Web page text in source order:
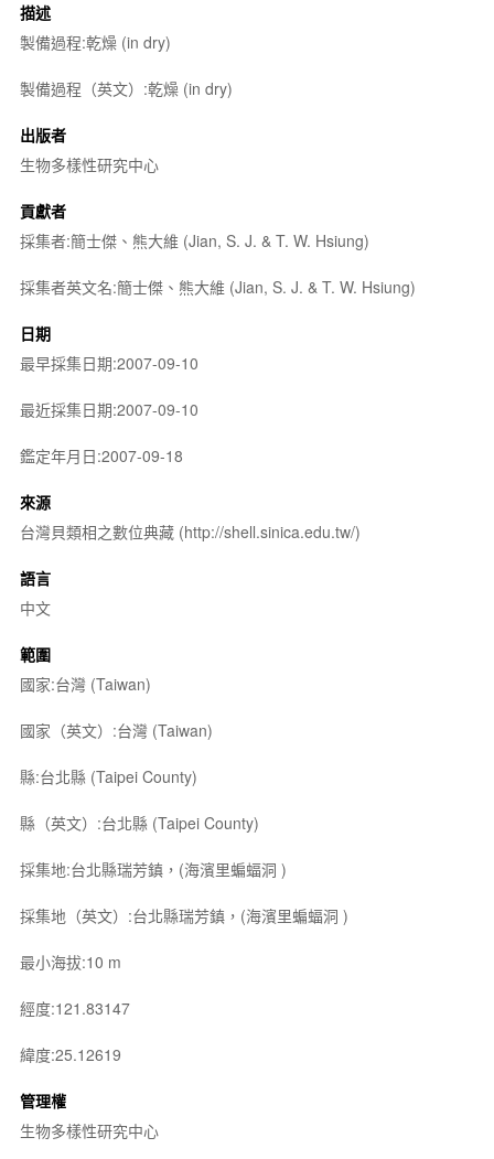
描述
製備過程:乾燥 (in dry)
製備過程（英文）:乾燥 (in dry)
出版者
生物多樣性研究中心
貢獻者
採集者:簡士傑、熊大維 (Jian, S. J. & T. W. Hsiung)
採集者英文名:簡士傑、熊大維 (Jian, S. J. & T. W. Hsiung)
日期
最早採集日期:2007-09-10
最近採集日期:2007-09-10
鑑定年月日:2007-09-18
來源
台灣貝類相之數位典藏 (http://shell.sinica.edu.tw/)
語言
中文
範圍
國家:台灣 (Taiwan)
國家（英文）:台灣 (Taiwan)
縣:台北縣 (Taipei County)
縣（英文）:台北縣 (Taipei County)
採集地:台北縣瑞芳鎮，(海濱里蝙蝠洞 )
採集地（英文）:台北縣瑞芳鎮，(海濱里蝙蝠洞 )
最小海拔:10 m
經度:121.83147
緯度:25.12619
管理權
生物多樣性研究中心